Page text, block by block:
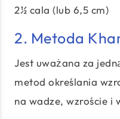
2½ cala (lub 6,5 cm)
2. Metoda
Jest uważana za
metod określania
na wadze, wzroście i